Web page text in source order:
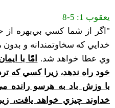
یعقوب 1: 5-8
"اگر از شما کسي بي‌بهره
خدايي که سخاوتمندانه و
وي عطا خواهد شد.
امّا با
خود راه ندهد، زيرا کسي که
با وزش باد به هر‌‌سو رانده
خداوند چيزي خواهد